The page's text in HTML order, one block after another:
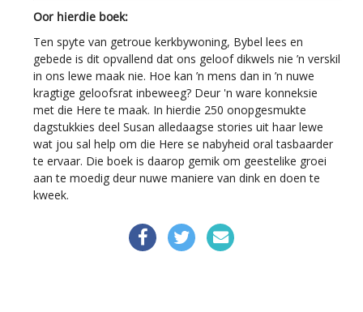
Oor hierdie boek:
Ten spyte van getroue kerkbywoning, Bybel lees en
gebede is dit opvallend dat ons geloof dikwels nie ’n verskil
in ons lewe maak nie. Hoe kan ’n mens dan in ’n nuwe
kragtige geloofsrat inbeweeg? Deur 'n ware konneksie
met die Here te maak. In hierdie 250 onopgesmukte
dagstukkies deel Susan alledaagse stories uit haar lewe
wat jou sal help om die Here se nabyheid oral tasbaarder
te ervaar. Die boek is daarop gemik om geestelike groei
aan te moedig deur nuwe maniere van dink en doen te
kweek.